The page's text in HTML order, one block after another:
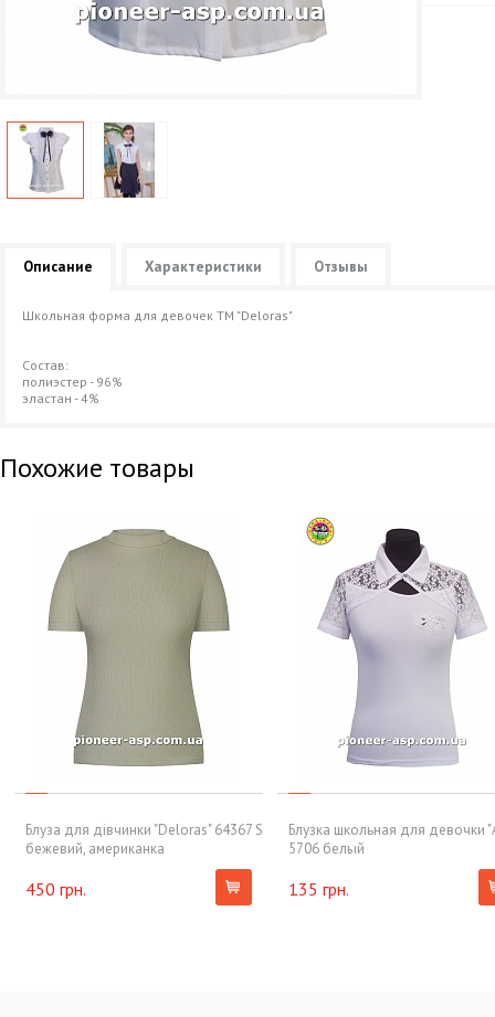
Описание Характеристики Отзывы
Школьная форма для девочек ТМ "Deloras"
Состав:
полиэстер - 96%
эластан - 4%
Похожие товары
Блуза для дівчинки "Deloras" 64367 S
бежевий, американка
450 грн.
Блузка школьная для девочки
5706 белый
135 грн.